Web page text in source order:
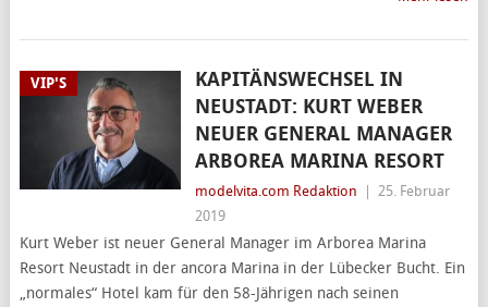
VIP'S
KAPITÄNSWECHSEL IN
NEUSTADT: KURT WEBER
NEUER GENERAL MANAGER
ARBOREA MARINA RESORT
modelvita.com Redaktion
25. Februar
2019
Kurt Weber ist neuer General Manager im Arborea Marina
Resort Neustadt in der ancora Marina in der Lübecker Bucht. Ein
„normales“ Hotel kam für den 58-Jährigen nach seinen